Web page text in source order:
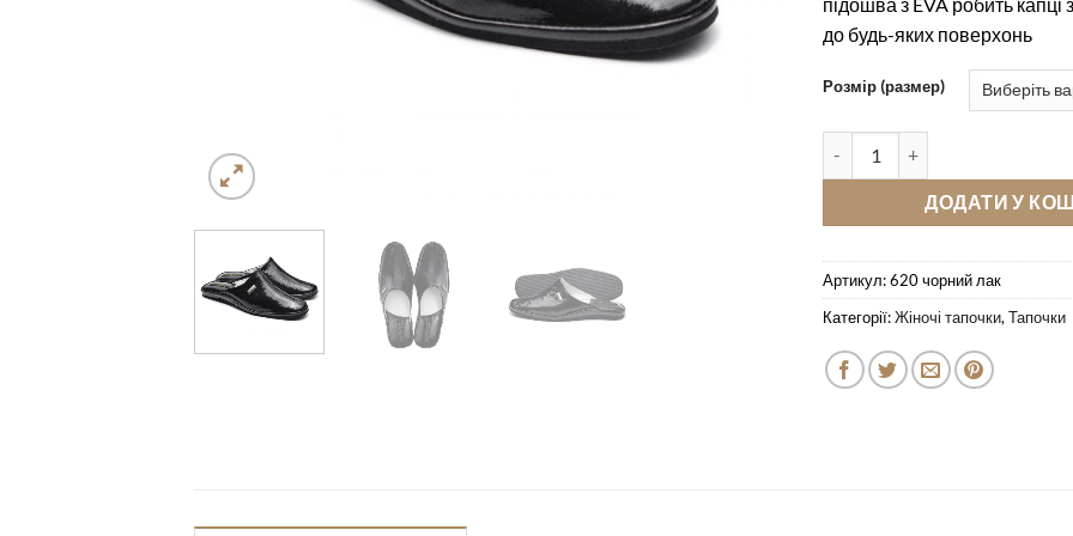
до будь-яких поверхонь
Розмір (размер)
ДОДАТИ У
Артикул:620 чорний лак
Категорії:Жіночі тапочки, Тапочки